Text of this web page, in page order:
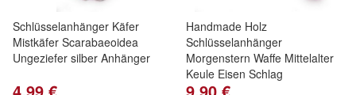
Schlüsselanhänger Käfer
Mistkäfer Scarabaeoidea
Ungeziefer silber Anhänger
Handmade Holz
Schlüsselanhänger
Morgenstern Waffe Mittelalter
Keule Eisen Schlag